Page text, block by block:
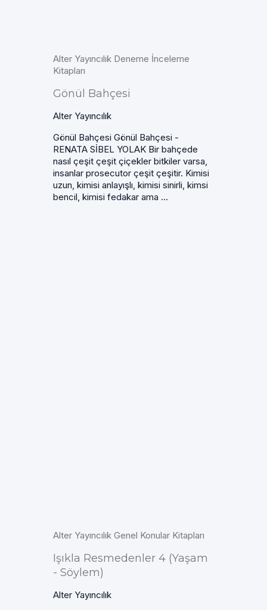
Alter Yayıncılık Deneme İnceleme
Kitapları
Gönül Bahçesi
Alter Yayıncılık
Gönül Bahçesi Gönül Bahçesi -
RENATA SİBEL YOLAK Bir bahçede
nasıl çeşit çeşit çiçekler bitkiler varsa,
insanlar prosecutor çeşit çeşitir. Kimisi
uzun, kimisi anlayışlı, kimisi sinirli, kimsi
bencil, kimisi fedakar ama ...
Alter Yayıncılık Genel Konular Kitapları
Işıkla Resmedenler 4 (Yaşam
- Söylem)
Alter Yayıncılık